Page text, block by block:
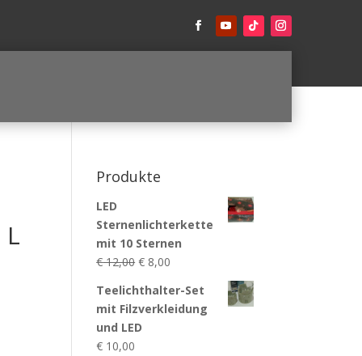
Produkte
LED
Sternenlichterkette
mit 10 Sternen
€12,00 Ursprünglicher
war:
€ 12,00
€ 8,00
ist:
€ 8,00.
Teelichthalter-Set
mit Filzverkleidung
und LED
€ 10,00